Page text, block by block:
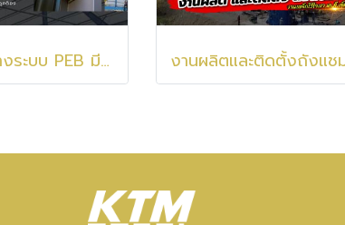
งานโครงสร้างระบบ PEB มีจุดเด่นยังไง!